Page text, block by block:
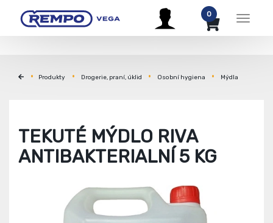
Menu
0
Produkty Drogerie, praní, úklid Osobní hygiena Mýdla
TEKUTÉ MÝDLO RIVA
ANTIBAKTERIALNÍ 5 KG